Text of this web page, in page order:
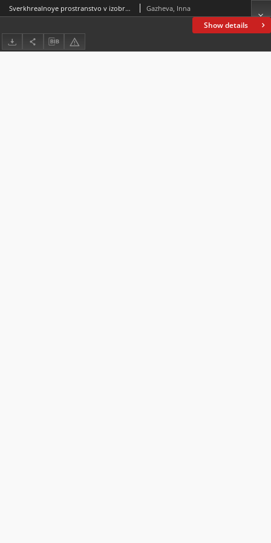
Show details
Sverkhrealnoye prostranstvo v izobrazhenii Andreya Belogo Gazheva, Inna